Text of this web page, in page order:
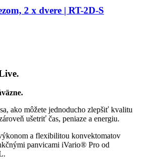
2 x dvere | RT-2D-S
ako môžete jednoducho zlepšiť kvalitu
ušetriť čas, peniaze a energiu.
a flexibilitou konvektomatov
panvicami iVario® Pro od